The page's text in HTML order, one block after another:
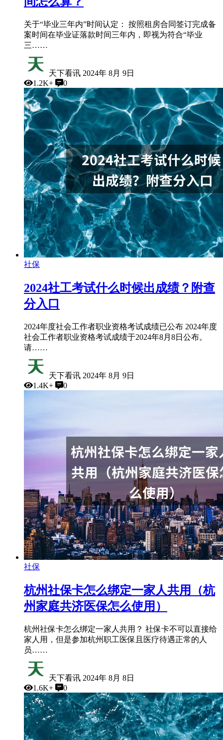
关于“毕业三年内”时间认定： 按照租房合同签订完成备
案时间在毕业证落款时间三年内，即视为符合“毕业
三……
天下看讯 2024年 8月 9日
1.2K+
0
社保
2024社工考试什么时候出成绩？附查
分入口
2024年度社会工作者职业资格考试成绩已公布 2024年度
社会工作者职业资格考试成绩于2024年8月8日公布。
请……
天下看讯 2024年 8月 9日
1.4K+
0
社保
杭州社保卡怎么绑定一家人共用（杭
州家庭共济医保怎么使用）
杭州社保卡怎么绑定一家人共用？ 社保卡不可以直接给
家人用，但是参加杭州职工医保且医疗待遇正常的人
员……
天下看讯 2024年 8月 8日
1.6K+
0